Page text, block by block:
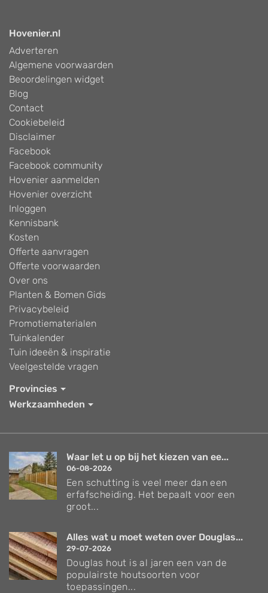
Hovenier.nl
Adverteren
Algemene voorwaarden
Beoordelingen widget
Blog
Contact
Cookiebeleid
Disclaimer
Facebook
Facebook community
Hovenier aanmelden
Hovenier overzicht
Inloggen
Kennisbank
Kosten
Offerte aanvragen
Offerte voorwaarden
Over ons
Planten & Bomen Gids
Privacybeleid
Promotiematerialen
Tuinkalender
Tuin ideeën & inspiratie
Veelgestelde vragen
Provincies
Werkzaamheden
Waar let u op bij het kiezen van ee...
06-08-2026
Een schutting is veel meer dan een
erfafscheiding. Het bepaalt voor een
groot...
Alles wat u moet weten over Douglas...
29-07-2026
Douglas hout is al jaren een van de
populairste houtsoorten voor
toepassingen...